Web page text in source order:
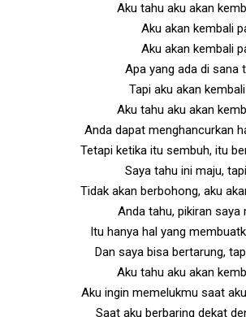
Aku tahu aku akan
Aku akan kembali
Aku akan kembali
Apa yang ada di sana
Tapi aku akan
Aku tahu aku akan
Anda dapat menghancurkan
Tetapi ketika itu sembuh, itu
Saya tahu ini maju,
Tidak akan berbohong, aku
Anda tahu, pikiran saya
Itu hanya hal yang
Dan saya bisa bertarung,
Aku tahu aku akan
Aku ingin memelukmu saat
Saat aku berbaring dekat